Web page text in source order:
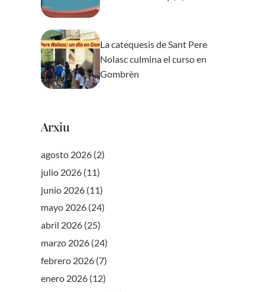
La catequesis de Sant Pere
Nolasc culmina el curso en
Gombrèn
Arxiu
agosto 2026 (2)
julio 2026 (11)
junio 2026 (11)
mayo 2026 (24)
abril 2026 (25)
marzo 2026 (24)
febrero 2026 (7)
enero 2026 (12)